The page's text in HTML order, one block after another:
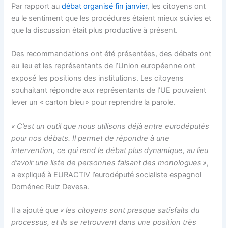
Par rapport audébat organisé fin janvier, les citoyens ont
eu le sentiment que les procédures étaient mieux suivies et
que la discussion était plus productive à présent.
Des recommandations ont été présentées, des débats ont
eu lieu et les représentants de l’Union européenne ont
exposé les positions des institutions. Les citoyens
souhaitant répondre aux représentants de l’UE pouvaient
lever un « carton bleu » pour reprendre la parole.
« C’est un outil que nous utilisons déjà entre eurodéputés
pour nos débats. Il permet de répondre à une
intervention, ce qui rend le débat plus dynamique, au lieu
d’avoir une liste de personnes faisant des monologues »,
a expliqué à EURACTIV l’eurodéputé socialiste espagnol
Doménec Ruiz Devesa.
Il a ajouté que « les citoyens sont presque satisfaits du
processus, et ils se retrouvent dans une position très